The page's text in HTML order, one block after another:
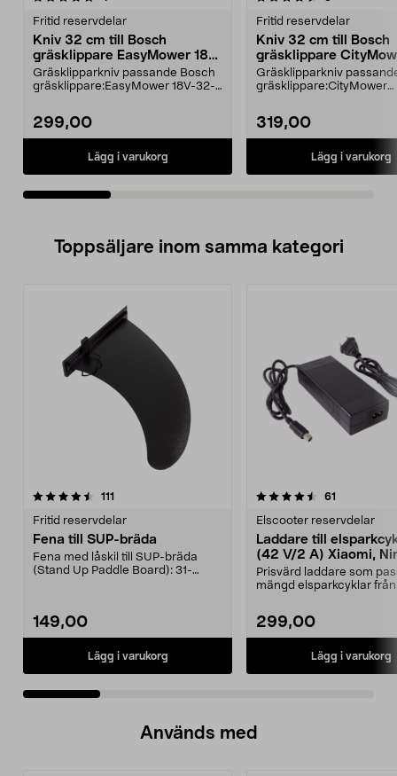
Fritid reservdelar
Kniv 32 cm till Bosch
gräsklippare EasyMower 18V,
CityMower 18V, Rotak 32 LI
Gräsklipparkniv passande Bosch
gräsklippare:EasyMower 18V-32-
299,00
Lägg i varukorg
Fritid reservdelar
Kniv 32 cm till Bosch
gräsklippare
Rotak 32 LI
Gräsklipparkniv
gräsklippare:CityMower
319,00
Lägg i varukorg
Toppsäljare inom samma kategori
111
Fritid reservdelar
Fena till SUP-bräda
Fena med låskil till SUP-bräda
(Stand Up Paddle Board): 31-
149,00
Lägg i varukorg
4.5 av 5 stjärnor 61
Elscooter reservdelar
Laddare till
(42 V/2 A) Xiaomi,
E-Way m.fl.
Prisvärd laddare som
mängd elsparkcyklar från
299,00
Lägg i varukorg
4.5 av 5 stjärnor
Används med